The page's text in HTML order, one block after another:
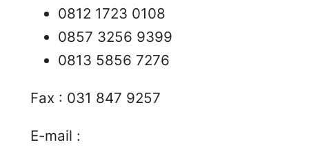
0812 1723 0108
0857 3256 9399
0813 5856 7276
Fax : 031 847 9257
E-mail :